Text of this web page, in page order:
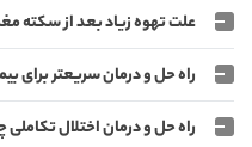
علت تهوه زیاد بعد از سکته
راه حل و درمان سریعتر
راه حل و درمان اختلال